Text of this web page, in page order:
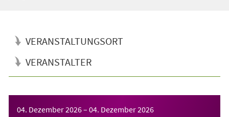
VERANSTALTUNGSORT
VERANSTALTER
04. Dezember 2026– 04. Dezember 2026